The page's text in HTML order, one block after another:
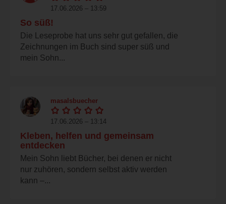
17.06.2026 – 13:59
So süß!
Die Leseprobe hat uns sehr gut gefallen, die
Zeichnungen im Buch sind super süß und
mein Sohn...
masalsbuecher
17.06.2026 – 13:14
Kleben, helfen und gemeinsam
entdecken
Mein Sohn liebt Bücher, bei denen er nicht
nur zuhören, sondern selbst aktiv werden
kann –...